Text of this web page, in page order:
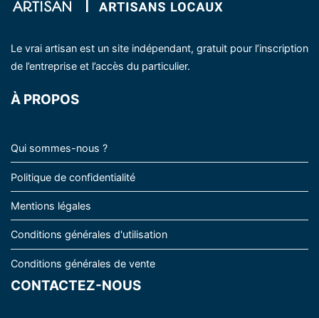
Le vrai artisan est un site indépendant, gratuit pour l’inscription
de l’entreprise et l’accès du particulier.
À PROPOS
Qui sommes-nous ?
Politique de confidentialité
Mentions légales
Conditions générales d'utilisation
Conditions générales de vente
CONTACTEZ-NOUS